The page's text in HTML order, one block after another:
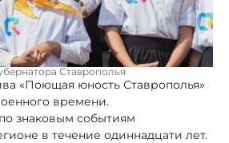
Ставрополья
«Поющая юность Ставрополья»
времени.
знаковым событиям
в течение одиннадцати лет.